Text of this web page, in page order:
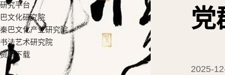
研究平台
巴文化研究院
秦巴文化产业研究院
书法艺术研究院
资料下载
党
2025-